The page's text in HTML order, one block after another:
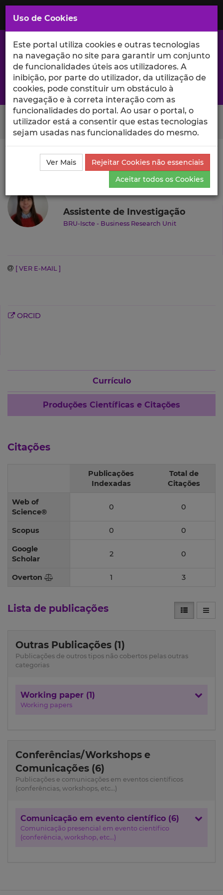
Saltar
para
Conteúdo
Principal
A excelência da investigação e ciência no Iscte
Search Button
Ciência_Iscte Autores Catarina Farinha
Produções
Científicas e Citações
Catarina Farinha
Assistente de Investigação
BRU-Iscte - Business Research Unit
[ VER E-MAIL ]
ORCID
Currículo
Produções Científicas e Citações
Citações
Publicações
Indexadas
Total de
Citações
Web of
Science®
0 0
Scopus 0 0
Google
Scholar
2 0
Overton 1 3
Lista de publicações
Outras Publicações (1)
Publicações de outros tipos não cobertos pelas outras
categorias
Working paper (1)
Working papers
Conferências/Workshops e
Comunicações (6)
Publicações e comunicações em eventos científicos
(conferências, workshops, etc...)
Comunicação em evento científico (6)
Comunicação presencial em evento científico
(conferência, workshop, etc...)
Uso de Cookies
Este portal utiliza cookies e outras tecnologias
na navegação no site para garantir um conjunto
de funcionalidades úteis aos utilizadores. A
inibição, por parte do utilizador, da utilização de
cookies, pode constituir um obstáculo à
navegação e à correta interação com as
funcionalidades do portal. Ao usar o portal, o
utilizador está a consentir que estas tecnologias
sejam usadas nas funcionalidades do mesmo.
Ver Mais
Rejeitar Cookies não essenciais
Aceitar todos os Cookies